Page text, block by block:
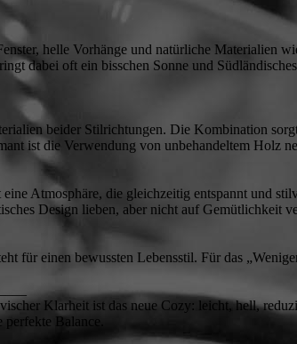
helle Vorhänge und natürliche Materialien
dabei oft ein bisschen Sonne und
beider Stilrichtungen. Die Kombination
ist die Verwendung von unbehandeltem Holz
Atmosphäre, die gleichzeitig entspannt und
Design lieben, aber nicht auf Gemütlichkeit
für einen bewussten Lebensstil. Für das
Klarheit ist das neue Cozy: leicht, hell,
Balance.